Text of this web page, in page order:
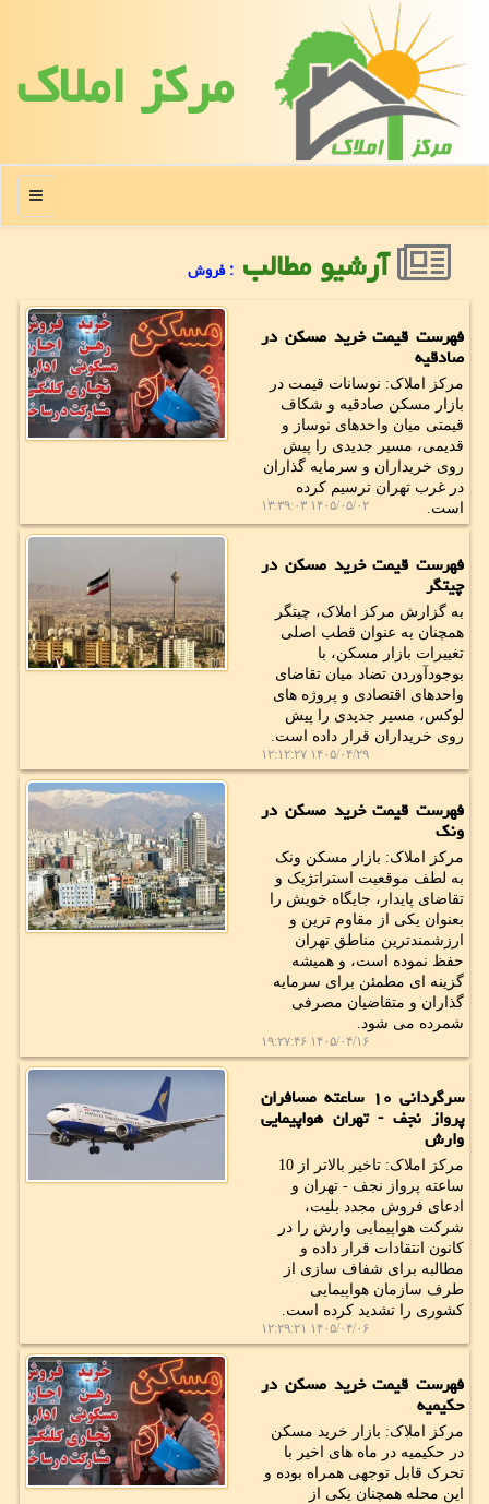
مركز املاك
منو
آرشیو مطالب : فروش
فهرست قیمت خرید مسکن در
صادقیه
مرکز املاک: نوسانات قیمت در
بازار مسکن صادقیه و شکاف
قیمتی میان واحدهای نوساز و
قدیمی، مسیر جدیدی را پیش
روی خریداران و سرمایه گذاران
در غرب تهران ترسیم کرده
است.
۱۴۰۵/۰۵/۰۲ ۱۳:۳۹:۰۳
فهرست قیمت خرید مسکن در
چیتگر
به گزارش مرکز املاک، چیتگر
همچنان به عنوان قطب اصلی
تغییرات بازار مسکن، با
بوجودآوردن تضاد میان تقاضای
واحدهای اقتصادی و پروژه های
لوکس، مسیر جدیدی را پیش
روی خریداران قرار داده است.
۱۴۰۵/۰۴/۲۹ ۱۲:۱۲:۲۷
فهرست قیمت خرید مسکن در
ونک
مرکز املاک: بازار مسکن ونک
به لطف موقعیت استراتژیک و
تقاضای پایدار، جایگاه خویش را
بعنوان یکی از مقاوم ترین و
ارزشمندترین مناطق تهران
حفظ نموده است، و همیشه
گزینه ای مطمئن برای سرمایه
گذاران و متقاضیان مصرفی
شمرده می شود.
۱۴۰۵/۰۴/۱۶ ۱۹:۲۷:۴۶
سرگردانی ۱۰ ساعته مسافران
پرواز نجف - تهران هواپیمایی
وارش
مرکز املاک: تاخیر بالاتر از 10
ساعته پرواز نجف - تهران و
ادعای فروش مجدد بلیت،
شرکت هواپیمایی وارش را در
کانون انتقادات قرار داده و
مطالبه برای شفاف سازی از
طرف سازمان هواپیمایی
کشوری را تشدید کرده است.
۱۴۰۵/۰۴/۰۶ ۱۲:۲۹:۲۱
فهرست قیمت خرید مسکن در
حکیمیه
مرکز املاک: بازار خرید مسکن
در حکیمیه در ماه های اخیر با
تحرک قابل توجهی همراه بوده و
این محله همچنان یکی از